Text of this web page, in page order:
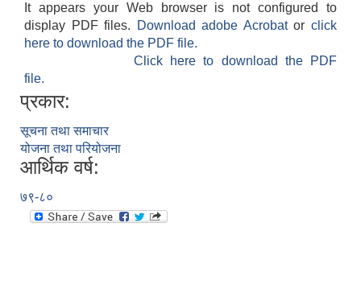
It appears your Web browser is not configured to
display PDF files.
Download adobe Acrobatorclick
here to download the PDF file.
Click here to download the PDF
file.
प्रकार:
सूचना तथा समाचार
योजना तथा परियोजना
आर्थिक वर्ष:
७९-८०